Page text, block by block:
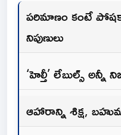
పరిమాణం కంటే
నిపుణులు
‘హెల్తీ’ లేబుల్స్ అన్నీ
ఆహారాన్ని శిక్ష,